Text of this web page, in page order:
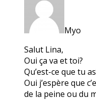
Myo
Salut Lina,
Oui ça va et toi?
Qu’est-ce que tu
Oui j’espère que
de la peine ou du